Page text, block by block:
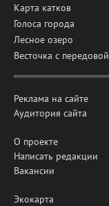
Карта катков
Голоса города
Лесное озеро
Весточка с передовой
Реклама на сайте
Аудитория сайта
О проекте
Написать редакции
Вакансии
Экокарта